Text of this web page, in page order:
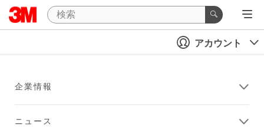
アカウント
企業情報
ニュース